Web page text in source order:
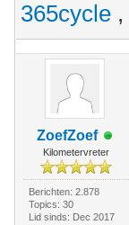
365cycle ,
ZoefZoef
Kilometervreter
Berichten: 2.878
Topics: 30
Lid sinds: Dec 2017